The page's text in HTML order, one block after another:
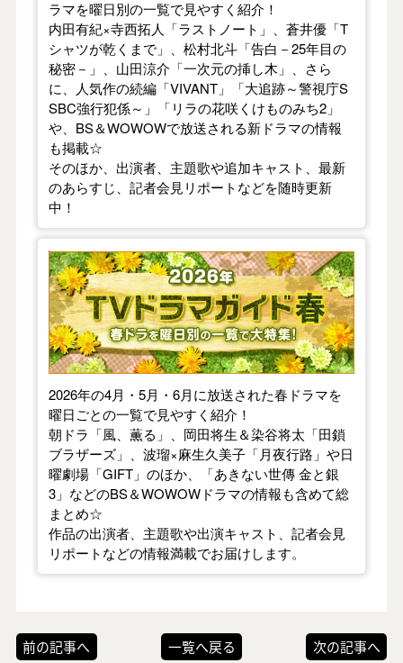
ラマを曜日別の一覧で見やすく紹介！
内田有紀×寺西拓人「ラストノート」、蒼井優「T
シャツが乾くまで」、松村北斗「告白－25年目の
秘密－」、山田涼介「一次元の挿し木」、さら
に、人気作の続編「VIVANT」「大追跡～警視庁S
SBC強行犯係～」「リラの花咲くけものみち2」
や、BS＆WOWOWで放送される新ドラマの情報
も掲載☆
そのほか、出演者、主題歌や追加キャスト、最新
のあらすじ、記者会見リポートなどを随時更新
中！
【2026年春】TVドラマガイド
2026年の4月・5月・6月に放送された春ドラマを
曜日ごとの一覧で見やすく紹介！
朝ドラ「風、薫る」、岡田将生＆染谷将太「田鎖
ブラザーズ」、波瑠×麻生久美子「月夜行路」や日
曜劇場「GIFT」のほか、「あきない世傳 金と銀
3」などのBS＆WOWOWドラマの情報も含めて総
まとめ☆
作品の出演者、主題歌や出演キャスト、記者会見
リポートなどの情報満載でお届けします。
前の記事へ 一覧へ戻る 次の記事へ